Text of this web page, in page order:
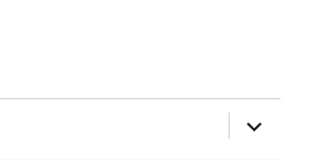
ouvrir
le
sous-